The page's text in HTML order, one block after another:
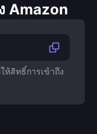
Amazon
ห้สิทธิ์การเข้าถึง